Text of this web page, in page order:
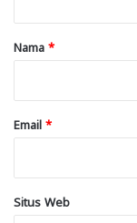
rNama *
Email *
Situs Web